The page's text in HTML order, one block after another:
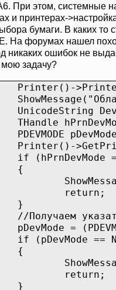
При этом, системные
и принтерах-
бумаги. В каких то
На форумах нашел
никаких ошибок не
мою задачу?
Printer()-
UnicodeString
THandle
Printer()-
if (hPrnDevMode
{
return;
}
//Получаем
pDevMode =
if (pDevMode ==
{
return;
}